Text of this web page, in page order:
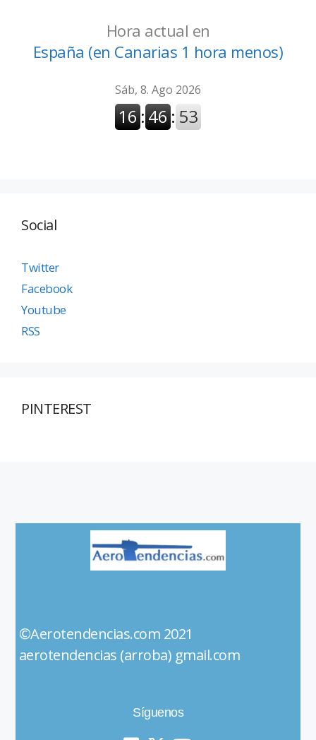
Hora actual en
España (en Canarias 1 hora menos)
Social
Twitter
Facebook
Youtube
RSS
PINTEREST
©Aerotendencias.com 2021
aerotendencias (arroba) gmail.com
Síguenos